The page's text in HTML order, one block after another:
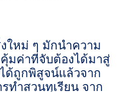
งใหม่ ๆ มักนำความ
มค่าที่จับต้องได้มาสู่
ได้ถูกพิสูจน์แล้วจาก
ทำสวนทุเรียน จาก